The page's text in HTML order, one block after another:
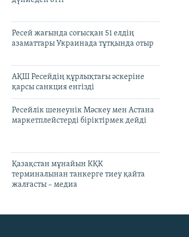
Ресей жағында соғысқан 51 елдің
азаматтары Украинада тұтқында отыр
АҚШ Ресейдің құрлықтағы әскеріне
қарсы санкция енгізді
Ресейлік шенеунік Мәскеу мен Астана
маркетплейстерді біріктірмек дейді
Қазақстан мұнайын КҚК
терминалынан танкерге тиеу қайта
жалғасты – медиа